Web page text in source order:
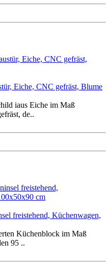
Eiche, CNC gefräst, Blume
iaus Eiche im Maß
de..
freistehend, Küchenwagen,
Küchenblock im Maß
95 ..